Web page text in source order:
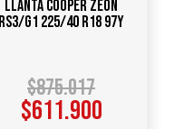
Llanta COOPER ZEON
RS3/G1 225/40 R18 97Y
$875.017
$611.900